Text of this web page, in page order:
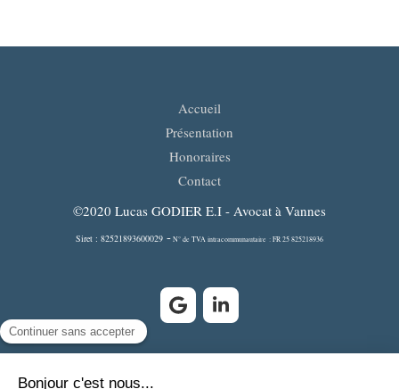
Accueil
Présentation
Honoraires
Contact
©2020 Lucas GODIER E.I - Avocat à Vannes
Siret : 82521893600029 - N° de TVA intracommunautaire : FR 25 825218936